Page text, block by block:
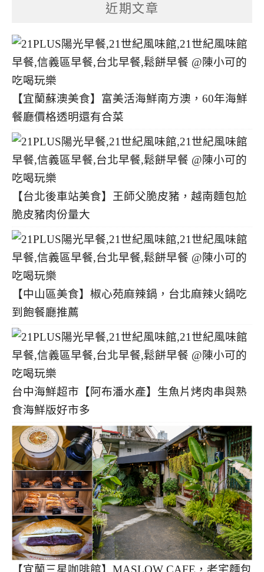
近期文章
【宜蘭蘇澳美食】富美活海鮮南方澳，60年海鮮
餐廳價格透明還有合菜
【台北後車站美食】王師父脆皮豬，越南麵包尬
脆皮豬肉份量大
【中山區美食】椒心苑麻辣鍋，台北麻辣火鍋吃
到飽餐廳推薦
台中海鮮超市【阿布潘水產】生魚片烤肉串與熟
食海鮮版好市多
【宜蘭三星咖啡館】MASLOW CAFE，老宅麵包